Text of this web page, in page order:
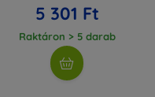
5 301 Ft
Raktáron > 5 darab